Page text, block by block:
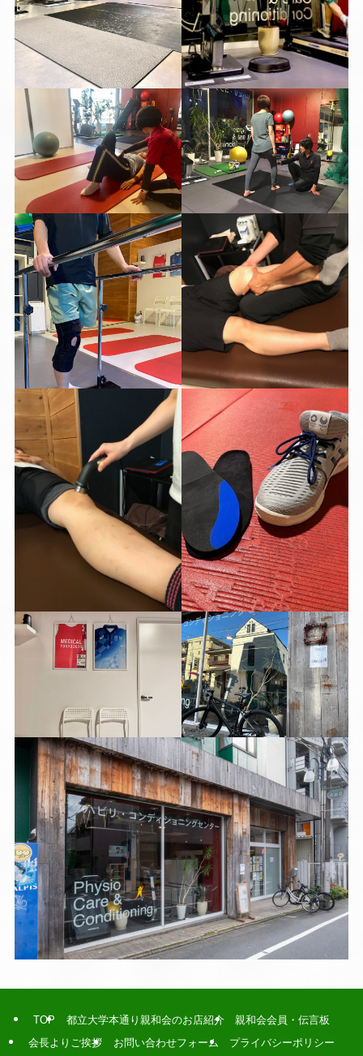
TOP 都立大学本通り親和会のお店紹介
親和会会員・伝言板
会長よりご挨拶
お問い合わせフォーム プライバシーポリシー